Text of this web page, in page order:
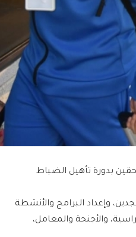
بدورة تأهيل الضباط
وإعداد البرامج والأنشطة
والأجنحة والمعامل،